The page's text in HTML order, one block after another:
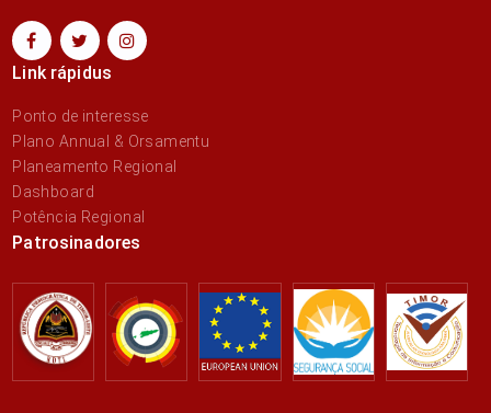
Link rápidus
Ponto de interesse
Plano Annual & Orsamentu
Planeamento Regional
Dashboard
Potência Regional
Patrosinadores